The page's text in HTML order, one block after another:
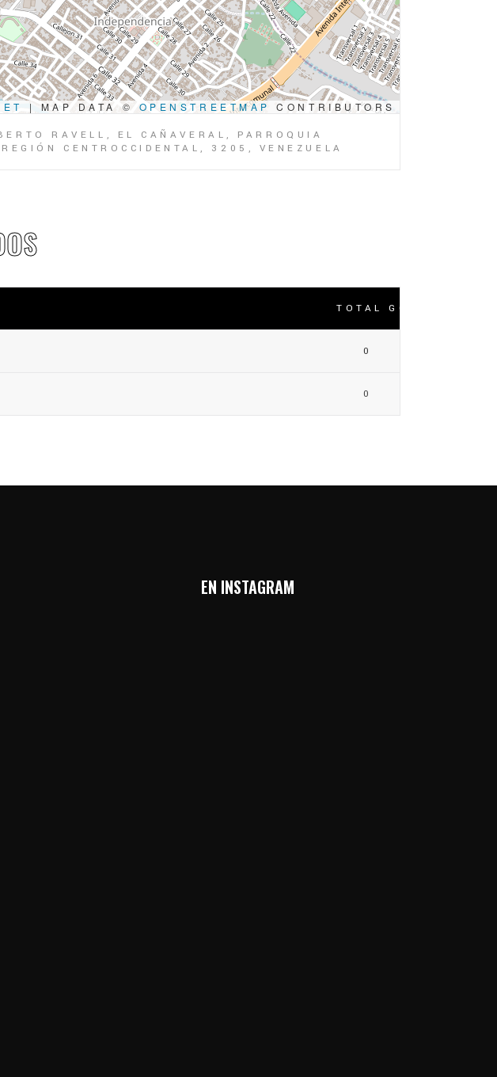
| MAP DATA © OPENSTREETMAP CONTRIBUTORS
RAVELL, EL CAÑAVERAL, PARROQUIA
CENTROCCIDENTAL, 3205, VENEZUELA
TOTAL GOLES
0
0
EN INSTAGRAM